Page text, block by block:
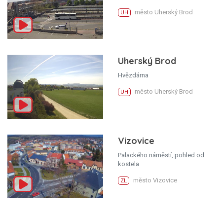
UH město Uherský Brod
Uherský Brod
Hvězdárna
UH město Uherský Brod
Vizovice
Palackého náměstí, pohled od
kostela
ZL město Vizovice